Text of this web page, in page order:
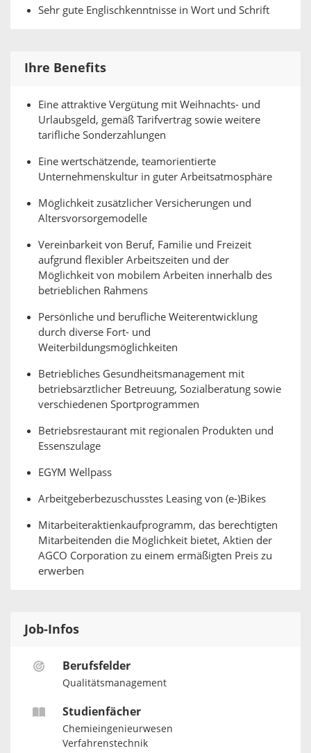
Sehr gute Englischkenntnisse in Wort und Schrift
Ihre Benefits
Eine attraktive Vergütung mit Weihnachts- und
Urlaubsgeld, gemäß Tarifvertrag sowie weitere
tarifliche Sonderzahlungen
Eine wertschätzende, teamorientierte
Unternehmenskultur in guter Arbeitsatmosphäre
Möglichkeit zusätzlicher Versicherungen und
Altersvorsorgemodelle
Vereinbarkeit von Beruf, Familie und Freizeit
aufgrund flexibler Arbeitszeiten und der
Möglichkeit von mobilem Arbeiten innerhalb des
betrieblichen Rahmens
Persönliche und berufliche Weiterentwicklung
durch diverse Fort- und
Weiterbildungsmöglichkeiten
Betriebliches Gesundheitsmanagement mit
betriebsärztlicher Betreuung, Sozialberatung sowie
verschiedenen Sportprogrammen
Betriebsrestaurant mit regionalen Produkten und
Essenszulage
EGYM Wellpass
Arbeitgeberbezuschusstes Leasing von (e-)Bikes
Mitarbeiteraktienkaufprogramm, das berechtigten
Mitarbeitenden die Möglichkeit bietet, Aktien der
AGCO Corporation zu einem ermäßigten Preis zu
erwerben
Job-Infos
Berufsfelder
Qualitätsmanagement
Studienfächer
Chemieingenieurwesen
Verfahrenstechnik